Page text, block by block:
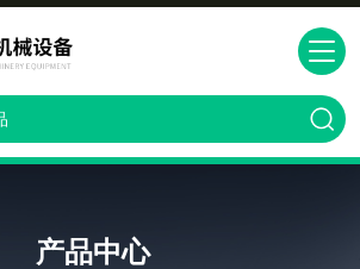
产品中心